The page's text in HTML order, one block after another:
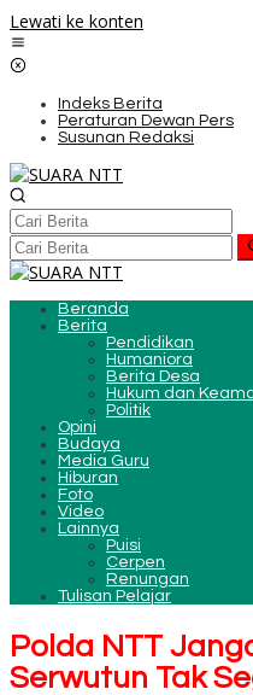
Lewati ke konten
Indeks Berita
Peraturan Dewan Pers
Susunan Redaksi
Beranda
Berita
Pendidikan
Humaniora
Berita Desa
Hukum dan
Politik
Opini
Budaya
Media Guru
Hiburan
Foto
Video
Lainnya
Puisi
Cerpen
Renungan
Tulisan Pelajar
Polda NTT
Serwutun Tak